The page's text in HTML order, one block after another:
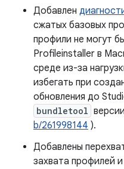
Добавлен
сжатых базовых
профили не могут
Profileinstaller в
среде из-за
избегать при
обновления до
bundletool версии
b/261998144 ).
Добавлены
захвата профилей